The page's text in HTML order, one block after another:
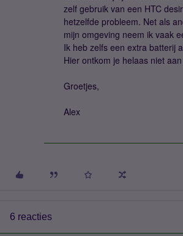
zelf gebruik van een HTC
hetzelfde probleem. Net als
mijn omgeving neem ik vaak
Ik heb zelfs een extra batterij
Hier ontkom je helaas niet
Groetjes,
Alex
6 reacties